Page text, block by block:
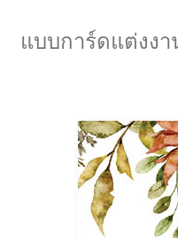
แบบการ์ดแต่งง